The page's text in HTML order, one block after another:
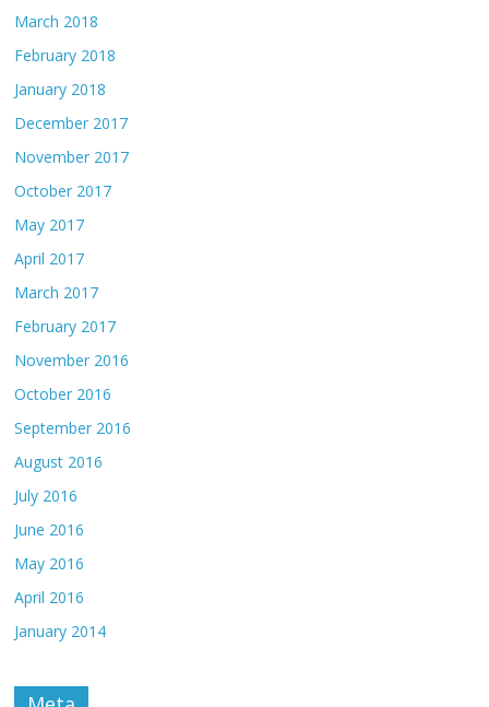
March 2018
February 2018
January 2018
December 2017
November 2017
October 2017
May 2017
April 2017
March 2017
February 2017
November 2016
October 2016
September 2016
August 2016
July 2016
June 2016
May 2016
April 2016
January 2014